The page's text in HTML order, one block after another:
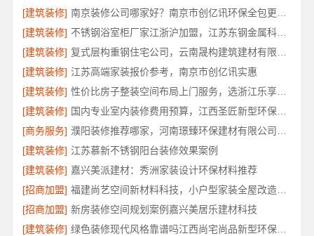
[建筑装修]
[建筑装修]
不锈钢浴室柜厂家江浙沪加盟，江苏东钢金属科技有限公司诚邀合作
[建筑装修]
[建筑装修] 江苏高端家装报价参考，南京市创亿讯实惠
[建筑装修]
性价比房子整装空间布局上门服务，选浙江乐享新材料有限公司
[建筑装修]
国内专业室内装修费用预算，江西圣匠新型环保材料有限公司
[商务服务]
[建筑装修] 江苏慕新不锈钢阳台装修效果案例
[建筑装修] 嘉兴美派建材：秀洲家装设计环保材料推荐
[招商加盟]
福建尚艺空间新材料科技，小户型家装全屋改造优选报价
[招商加盟] 新房装修空间规划案例嘉兴美居乐建材科技
[建筑装修]
绿色装修现代风格靠谱吗江西尚宅尚品新型环保材料有限公司